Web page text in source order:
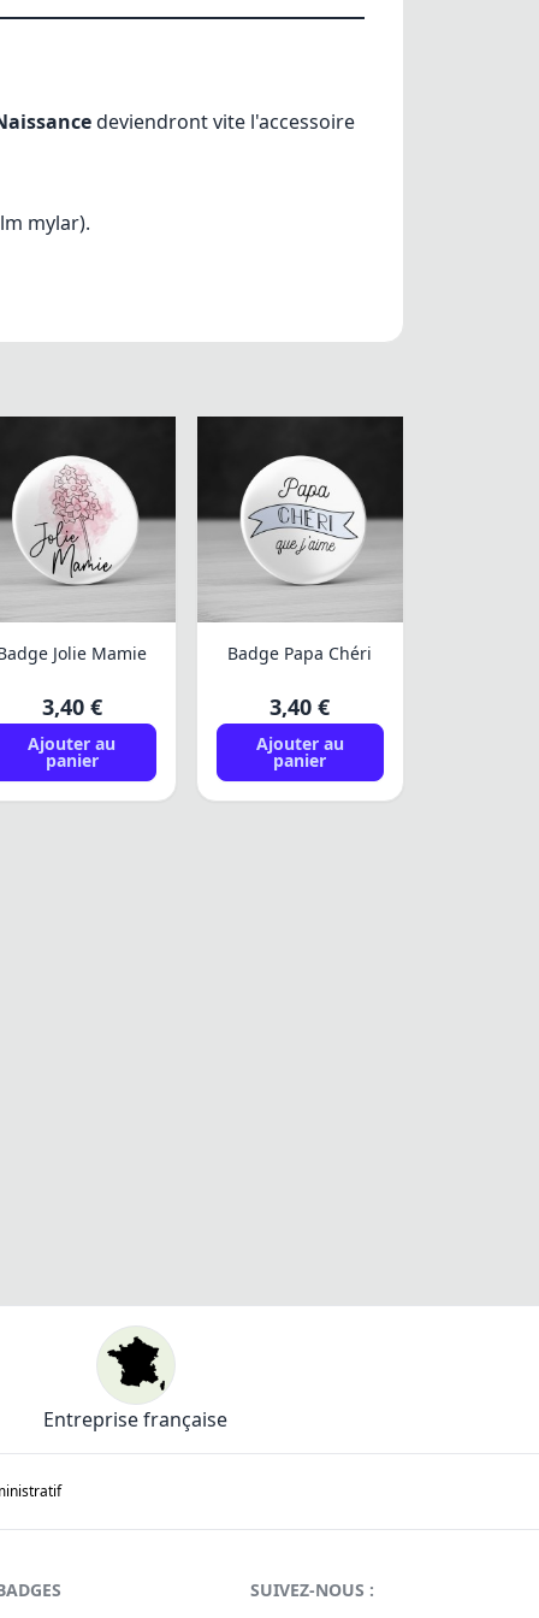
deviendront vite l'accessoire
mylar).
Jolie Mamie
3,40 €
Ajouter au
panier
Badge Papa Chéri
3,40 €
Ajouter au
panier
Entreprise française
SUIVEZ-NOUS :